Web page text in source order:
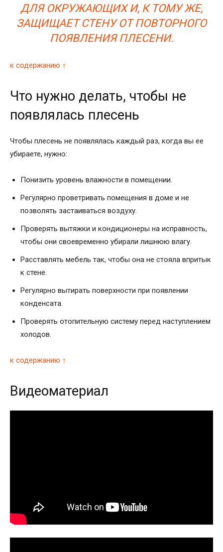
ДЛЯ ОКРУЖАЮЩИХ И, К ТОМУ ЖЕ,
ЗАЩИЩАЕТ СТЕНУ ОТ ПОВТОРНОГО
ПОЯВЛЕНИЯ ПЛЕСЕНИ.
к содержанию ↑
Что нужно делать, чтобы не
появлялась плесень
Чтобы плесень не появлялась каждый раз, когда вы ее
убираете, нужно:
Понизить уровень влажности в помещении.
Регулярно проветривать помещения в доме и не
позволять застаиваться воздуху.
Проверять вытяжки и кондиционеры на исправность,
чтобы они своевременно убирали лишнюю влагу.
Расставлять мебель так, чтобы она не стояла впритык
к стене.
Регулярно вытирать поверхности при появлении
конденсата.
Проверять отопительную систему перед наступлением
холодов.
к содержанию ↑
Видеоматериал